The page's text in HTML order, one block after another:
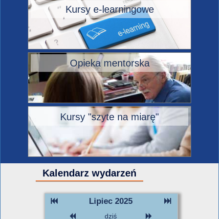
Kursy e-learningowe
Opieka mentorska
Kursy "szyte na miarę"
Kalendarz wydarzeń
Lipiec 2025
dziś